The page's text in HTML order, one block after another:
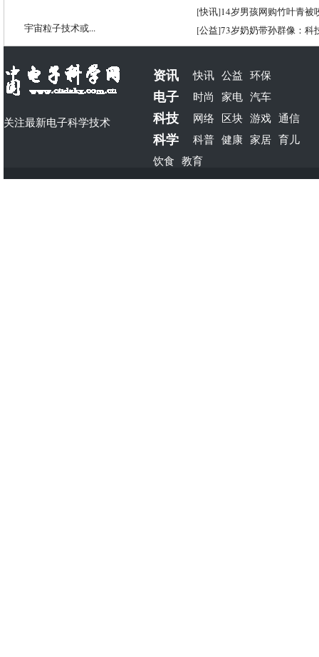
宇宙粒子技术或...
[快讯]14岁男孩网购竹叶青被
[公益]73岁奶奶带孙群像：科
关注最新电子科学技术
资讯 快讯 公益 环保
电子 时尚 家电 汽车
科技 网络 区块 游戏 通信
科学 科普 健康 家居 育儿
饮食 教育